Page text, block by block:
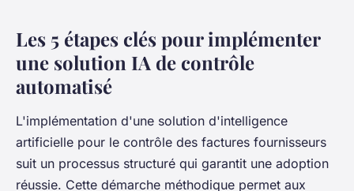
Les 5 étapes clés pour implémenter
une solution IA de contrôle
automatisé
L'implémentation d'une solution d'intelligence
artificielle pour le contrôle des factures fournisseurs
suit un processus structuré qui garantit une adoption
réussie. Cette démarche méthodique permet aux